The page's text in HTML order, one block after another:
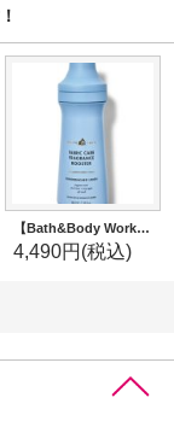
【Bath&Body Works】フレグランスブースター(18oz/510g)：サンドレンチドリネン
4,490円(税込)